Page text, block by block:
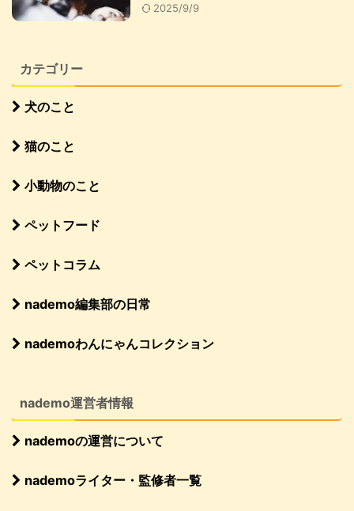
2025/9/9
カテゴリー
犬のこと
猫のこと
小動物のこと
ペットフード
ペットコラム
nademo編集部の日常
nademoわんにゃんコレクション
nademo運営者情報
nademoの運営について
nademoライター・監修者一覧